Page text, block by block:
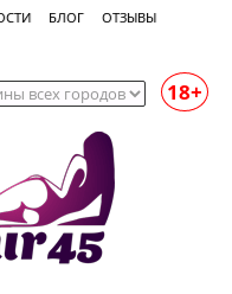
БЛОГ ОТЗЫВЫ
18+